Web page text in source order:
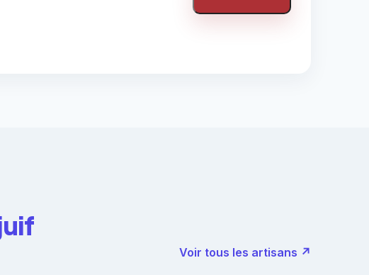
Voir tous les artisans ↗